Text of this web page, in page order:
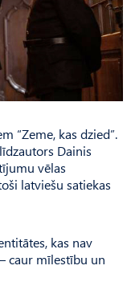
“Zeme, kas dzied”.
Dainis
vēlas
latviešu satiekas
kas nav
caur mīlestību un